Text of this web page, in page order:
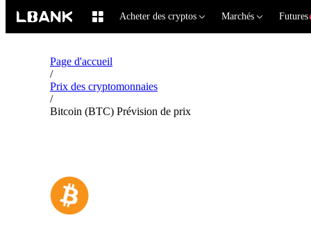
Acheter des cryptos Marchés Futures
Page d'accueil
/
Prix ​​​​des cryptomonnaies
/
Bitcoin (BTC) Prévision de prix